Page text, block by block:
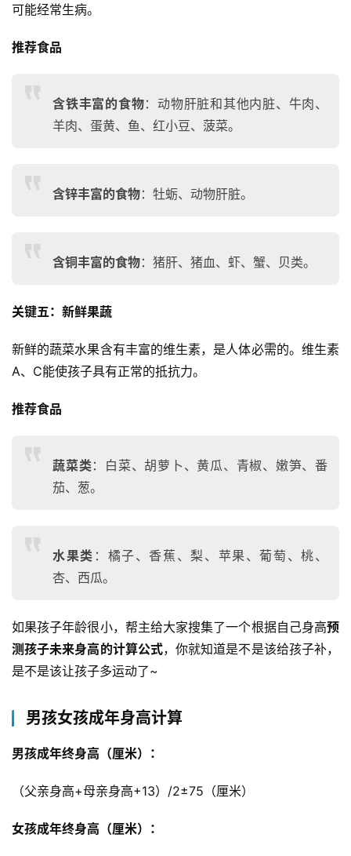
可能经常生病。
推荐食品
含铁丰富的食物：动物肝脏和其他内脏、牛肉、
羊肉、蛋黄、鱼、红小豆、菠菜。
含锌丰富的食物：牡蛎、动物肝脏。
含铜丰富的食物：猪肝、猪血、虾、蟹、贝类。
关键五：新鲜果蔬
新鲜的蔬菜水果含有丰富的维生素，是人体必需的。维生素
A、C能使孩子具有正常的抵抗力。
推荐食品
蔬菜类：白菜、胡萝卜、黄瓜、青椒、嫩笋、番
茄、葱。
水果类 ：橘子、香蕉、梨、苹果、葡萄、桃、
杏、西瓜。
如果孩子年龄很小，帮主给大家搜集了一个根据自己身高预
测孩子未来身高的计算公式，你就知道是不是该给孩子补，
是不是该让孩子多运动了~
男孩女孩成年身高计算
男孩成年终身高（厘米）：
（父亲身高+母亲身高+13）/2±75（厘米）
女孩成年终身高（厘米）：